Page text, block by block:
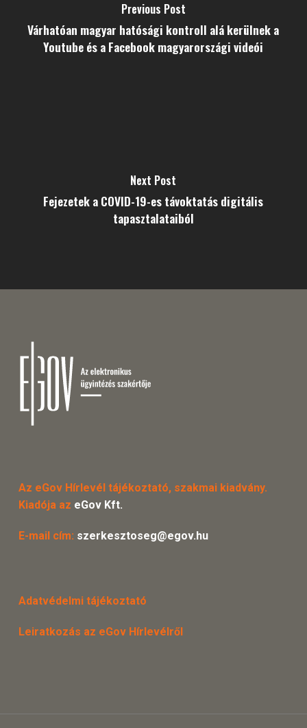
Previous Post
Várhatóan magyar hatósági kontroll alá kerülnek a
Youtube és a Facebook magyarországi videói
Next Post
Fejezetek a COVID-19-es távoktatás digitális
tapasztalataiból
Az eGov Hírlevél tájékoztató, szakmai kiadvány.
Kiadója az eGov Kft.
E-mail cím: szerkesztoseg@egov.hu
Adatvédelmi tájékoztató
Leiratkozás az eGov Hírlevélről